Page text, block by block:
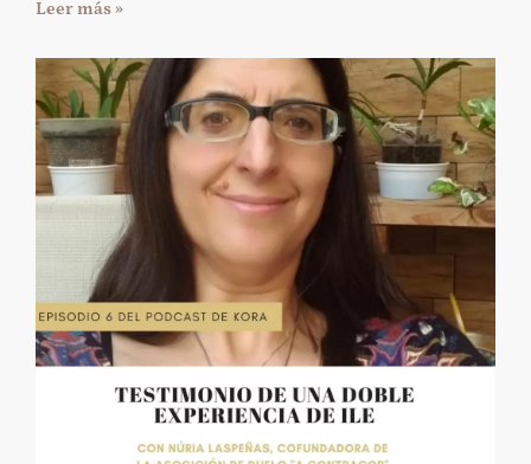
Leer más »